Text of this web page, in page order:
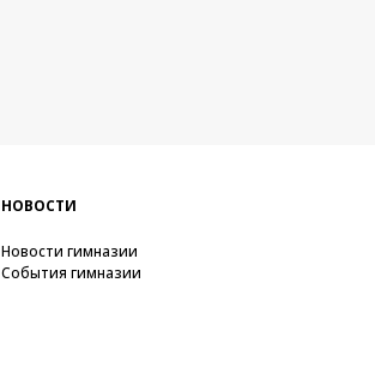
НОВОСТИ
Новости гимназии
События гимназии